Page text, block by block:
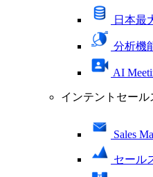
日本最
分析機
AI
インテントセー
Sales
セール